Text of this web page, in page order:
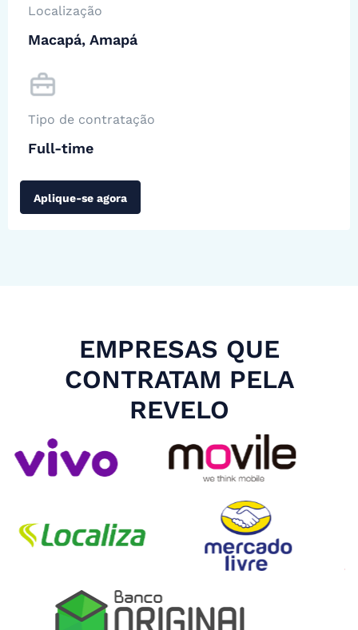
Localização
Macapá, Amapá
Tipo de contratação
Full-time
Aplique-se agora
EMPRESAS QUE
CONTRATAM PELA
REVELO